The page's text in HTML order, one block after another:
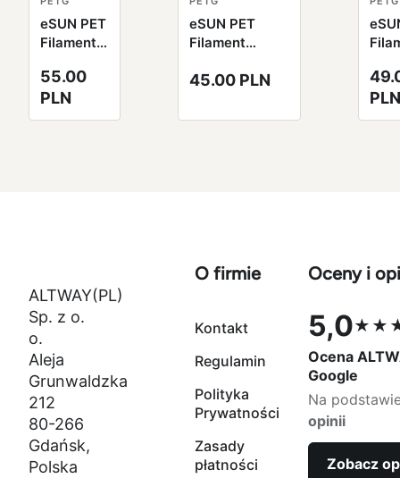
eSUN PET
Filament
1.75mm
1000g
papierowa
55.00
PLN
eSUN PET
Filament
pomarańczowy
papierowa
45.00 PLN
PLN
ALTWAY(PL)
Sp. z o.
o.
Aleja
Grunwaldzka
212
80-266
Gdańsk,
Polska
O firmie
Kontakt
Regulamin
Polityka
Prywatności
Zasady
płatności
Oceny i
5,0
Ocena 5,0
Ocena
Google
Na
opinii
Zobacz